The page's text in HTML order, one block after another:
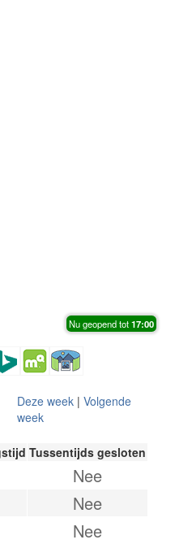
Nu geopend tot17:00
Deze week| Volgende
week
Tussentijds gesloten
Nee
Nee
Nee